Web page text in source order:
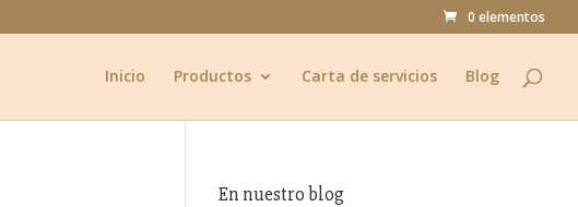
0 elementos
Inicio Productos Carta de servicios Blog
En nuestro blog